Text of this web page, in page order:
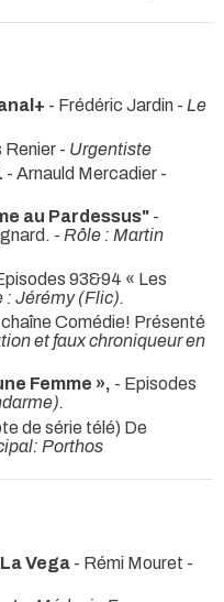
- Frédéric Jardin - Le
Renier - Urgentiste
- Arnauld Mercadier -
au Pardessus" -
- Rôle : Martin
93&94 « Les
: Jérémy (Flic).
chaîne Comédie! Présenté
et faux chroniqueur en
Femme », - Episodes
de série télé) De
Porthos
Vega - Rémi Mouret -